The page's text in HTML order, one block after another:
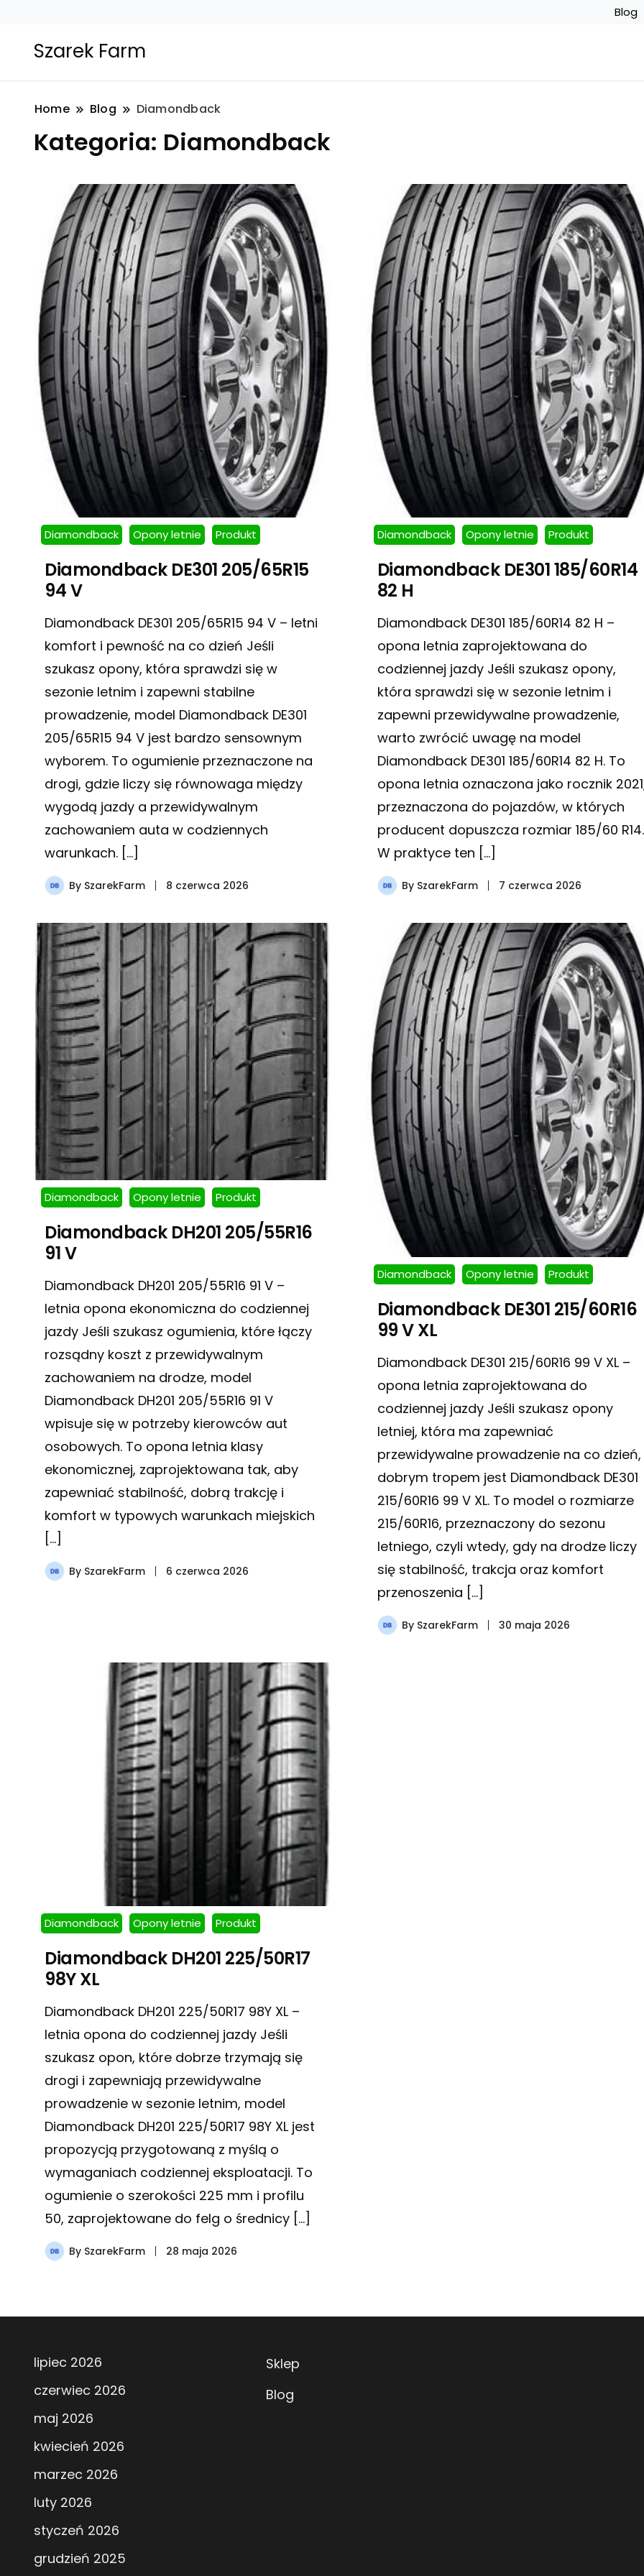
Blog
Szarek Farm
Home Blog Diamondback
Kategoria: Diamondback
Diamondback Opony letnie Produkt
Diamondback DE301 205/65R15
94 V
Diamondback DE301 205/65R15 94 V – letni
komfort i pewność na co dzień Jeśli
szukasz opony, która sprawdzi się w
sezonie letnim i zapewni stabilne
prowadzenie, model Diamondback DE301
205/65R15 94 V jest bardzo sensownym
wyborem. To ogumienie przeznaczone na
drogi, gdzie liczy się równowaga między
wygodą jazdy a przewidywalnym
zachowaniem auta w codziennych
warunkach. […]
By SzarekFarm 8 czerwca 2026
Diamondback Opony letnie Produkt
Diamondback DE301 185/60R14
82 H
Diamondback DE301 185/60R14 82 H –
opona letnia zaprojektowana do
codziennej jazdy Jeśli szukasz opony,
która sprawdzi się w sezonie letnim i
zapewni przewidywalne prowadzenie,
warto zwrócić uwagę na model
Diamondback DE301 185/60R14 82 H. To
opona letnia oznaczona jako rocznik
przeznaczona do pojazdów, w których
producent dopuszcza rozmiar 185/60 R14.
W praktyce ten […]
By SzarekFarm 7 czerwca 2026
Diamondback Opony letnie Produkt
Diamondback DH201 205/55R16
91 V
Diamondback DH201 205/55R16 91 V –
letnia opona ekonomiczna do codziennej
jazdy Jeśli szukasz ogumienia, które łączy
rozsądny koszt z przewidywalnym
zachowaniem na drodze, model
Diamondback DH201 205/55R16 91 V
wpisuje się w potrzeby kierowców aut
osobowych. To opona letnia klasy
ekonomicznej, zaprojektowana tak, aby
zapewniać stabilność, dobrą trakcję i
komfort w typowych warunkach miejskich
[…]
By SzarekFarm 6 czerwca 2026
Diamondback Opony letnie Produkt
Diamondback DE301 215/60R16
99 V XL
Diamondback DE301 215/60R16 99 V XL –
opona letnia zaprojektowana do
codziennej jazdy Jeśli szukasz opony
letniej, która ma zapewniać
przewidywalne prowadzenie na co dzień,
dobrym tropem jest Diamondback DE301
215/60R16 99 V XL. To model o rozmiarze
215/60R16, przeznaczony do sezonu
letniego, czyli wtedy, gdy na drodze liczy
się stabilność, trakcja oraz komfort
przenoszenia […]
By SzarekFarm 30 maja 2026
Diamondback Opony letnie Produkt
Diamondback DH201 225/50R17
98Y XL
Diamondback DH201 225/50R17 98Y XL –
letnia opona do codziennej jazdy Jeśli
szukasz opon, które dobrze trzymają się
drogi i zapewniają przewidywalne
prowadzenie w sezonie letnim, model
Diamondback DH201 225/50R17 98Y XL jest
propozycją przygotowaną z myślą o
wymaganiach codziennej eksploatacji. To
ogumienie o szerokości 225 mm i profilu
50, zaprojektowane do felg o średnicy […]
By SzarekFarm 28 maja 2026
lipiec 2026
czerwiec 2026
maj 2026
kwiecień 2026
marzec 2026
luty 2026
styczeń 2026
grudzień 2025
Sklep
Blog